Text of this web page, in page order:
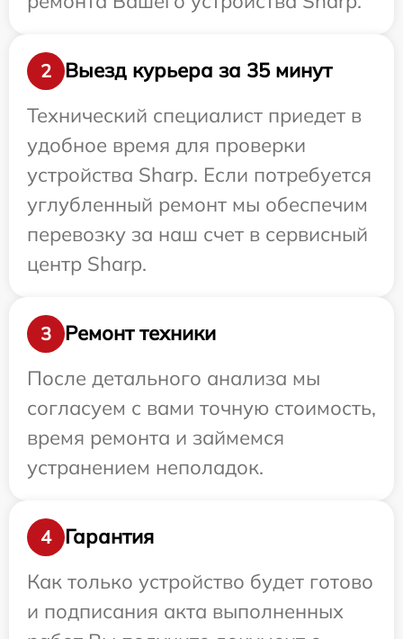
2
Выезд курьера за 35 минут
Технический специалист приедет в
удобное время для проверки
устройства Sharp. Если потребуется
углубленный ремонт мы обеспечим
перевозку за наш счет в сервисный
центр Sharp.
3
Ремонт техники
После детального анализа мы
согласуем с вами точную стоимость,
время ремонта и займемся
устранением неполадок.
4
Гарантия
Как только устройство будет готово
и подписания акта выполненных